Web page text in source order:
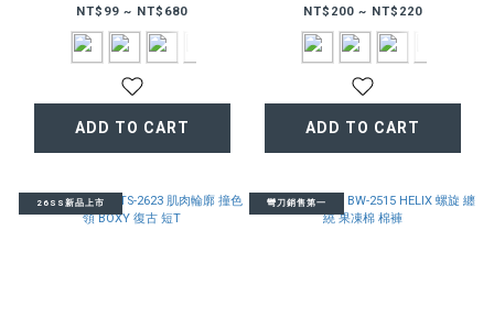
運動 比基尼式 內衣 內褲 丁
字褲
NT$99 ~ NT$680
ADD TO CART
NT$200 ~ NT$220
ADD TO CART
26SS新品上市 彎刀銷售第一